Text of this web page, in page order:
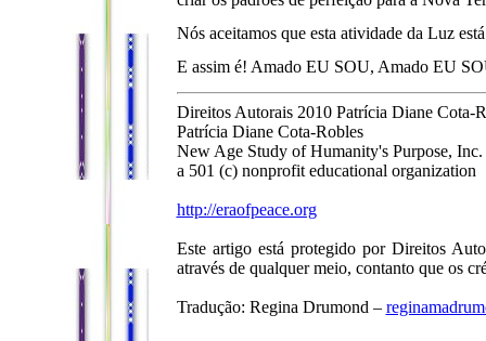
Nós aceitamos que esta atividade da Luz
E assim é! Amado EU SOU, Amado EU
Direitos Autorais 2010 Patrícia Diane Cota-
Patrícia Diane Cota-Robles
New Age Study of Humanity's Purpose, Inc.
a 501 (c) nonprofit educational organization
http://eraofpeace.org
Este artigo está protegido por Direitos
através de qualquer meio, contanto que os
Tradução: Regina Drumond –